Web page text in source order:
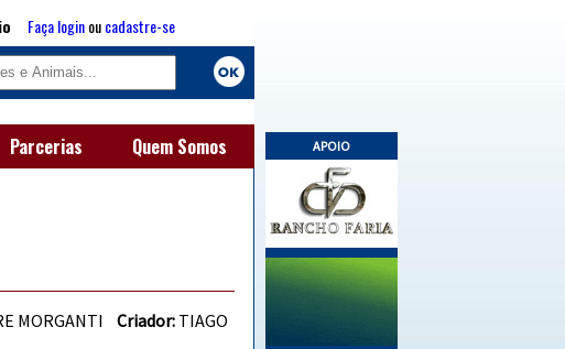
APOIO
Faça loginoucadastre-se
Parcerias Quem Somos
MORGANTICriador: TIAGO